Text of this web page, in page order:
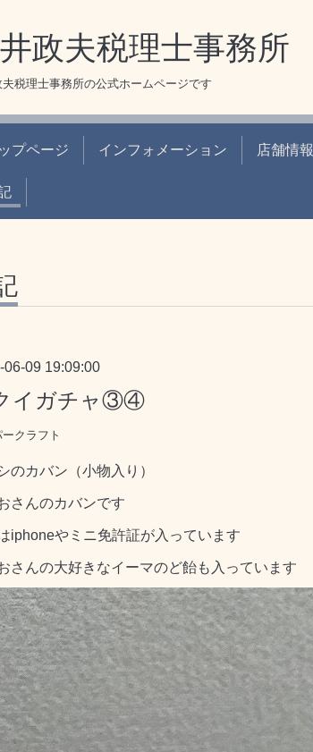
政夫税理士事務所
税理士事務所の公式ホームページです
プページ インフォメーション 店舗情報
06-09 19:09:00
イガチャ③④
クラフト
のカバン（小物入り）
さんのカバンです
iphoneやミニ免許証が入っています
さんの大好きなイーマのど飴も入っています